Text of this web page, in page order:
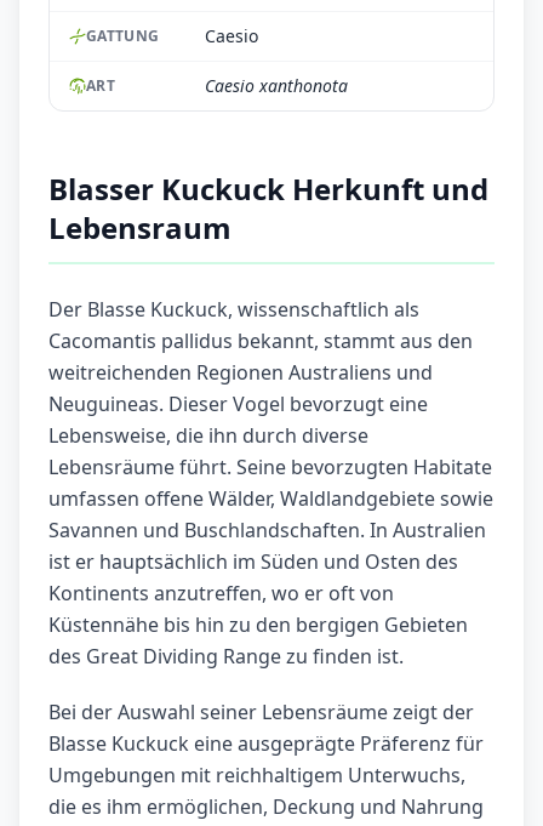
GATTUNG Caesio
ART Caesio xanthonota
Blasser Kuckuck Herkunft und
Lebensraum
Der Blasse Kuckuck, wissenschaftlich als
Cacomantis pallidus bekannt, stammt aus den
weitreichenden Regionen Australiens und
Neuguineas. Dieser Vogel bevorzugt eine
Lebensweise, die ihn durch diverse
Lebensräume führt. Seine bevorzugten Habitate
umfassen offene Wälder, Waldlandgebiete sowie
Savannen und Buschlandschaften. In Australien
ist er hauptsächlich im Süden und Osten des
Kontinents anzutreffen, wo er oft von
Küstennähe bis hin zu den bergigen Gebieten
des Great Dividing Range zu finden ist.
Bei der Auswahl seiner Lebensräume zeigt der
Blasse Kuckuck eine ausgeprägte Präferenz für
Umgebungen mit reichhaltigem Unterwuchs,
die es ihm ermöglichen, Deckung und Nahrung